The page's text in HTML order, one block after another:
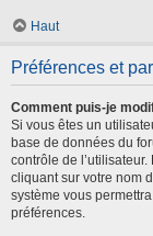
Haut
Préférences et
Comment puis-je
Si vous êtes un
base de données du
contrôle de
cliquant sur votre nom
système vous
préférences.